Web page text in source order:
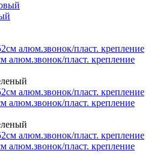
алюм.звонок/пласт. крепление
алюм.звонок/пласт. крепление
алюм.звонок/пласт. крепление